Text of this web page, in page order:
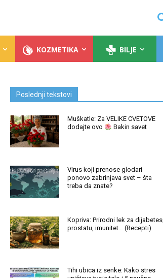
KOZMETIKA BILJE
Poslednji tekstovi
Muškatle: Za VELIKE CVETOVE
dodajte ovo
Bakin savet
Virus koji prenose glodari
ponovo zabrinjava svet – šta
treba da znate?
Kopriva: Prirodni lek za dijabetes,
prostatu, imunitet… (Recepti)
Tihi ubica iz senke: Kako stres